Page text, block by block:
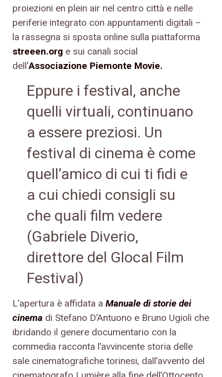
proiezioni en plein air nel centro città e nelle
periferie integrato con appuntamenti digitali –
la rassegna si sposta online sulla piattaforma
streeen.org e sui canali social
dell'Associazione Piemonte Movie.
Eppure i festival, anche
quelli virtuali, continuano
a essere preziosi. Un
festival di cinema è come
quell’amico di cui ti fidi e
a cui chiedi consigli su
che quali film vedere
(Gabriele Diverio,
direttore del Glocal Film
Festival)
L’apertura è affidata a Manuale di storie dei
cinema di Stefano D’Antuono e Bruno Ugioli che
ibridando il genere documentario con la
commedia racconta l’avvincente storia delle
sale cinematografiche torinesi, dall’avvento del